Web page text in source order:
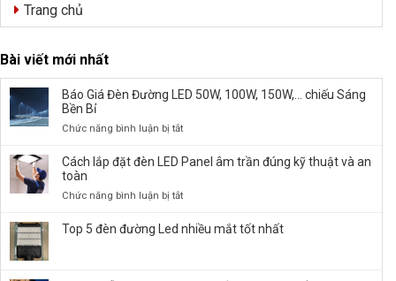
Trang chủ
Bài viết mới nhất
Báo Giá Đèn Đường LED 50W, 100W, 150W,… chiếu Sáng
Bền Bỉ
Chức năng bình luận bị tắtở
Giá
LED
100W,
Cách lắp đặt đèn LED Panel âm trần đúng kỹ thuật và an
toàn
Chức năng bình luận bị tắtở
lắp
Top 5 đèn đường Led nhiều mắt tốt nhất